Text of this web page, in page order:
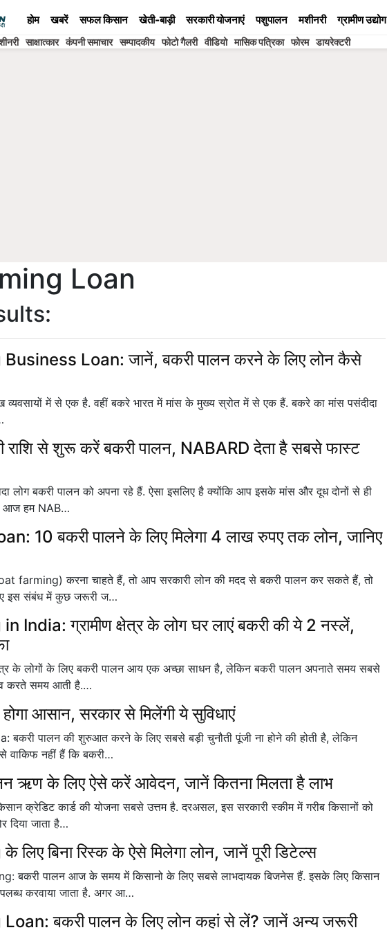
होम खबरें सफल किसान खेती-बाड़ी सरकारी योजनाएं पशुपालन मशीनरी ग्रामीण उद्योग
साक्षात्कार कंपनी समाचार सम्पादकीय फोटो गैलरी वीडियो मासिक पत्रिका फोरम डायरेक्टरी
Loan
Loan: जानें, बकरी पालन करने के लिए लोन कैसे
व्यवसायों में से एक है. वहीं बकरे भारत में मांस के मुख्य स्रोत में से एक हैं. बकरे का मांस पसंदीदा
से शुरू करें बकरी पालन, NABARD देता है सबसे फास्ट
लोग बकरी पालन को अपना रहे हैं. ऐसा इसलिए है क्योंकि आप इसके मांस और दूध दोनों से ही
आज हम NAB…
10 बकरी पालने के लिए मिलेगा 4 लाख रुपए तक लोन, जानिए
farming) करना चाहते हैं, तो आप सरकारी लोन की मदद से बकरी पालन कर सकते हैं, तो
इस संबंध में कुछ जरूरी ज…
India: ग्रामीण क्षेत्र के लोग घर लाएं बकरी की ये 2 नस्लें,
के लोगों के लिए बकरी पालन आय एक अच्छा साधन है, लेकिन बकरी पालन अपनाते समय सबसे
करते समय आती है.…
आसान, सरकार से मिलेंगी ये सुविधाएं
पालन की शुरुआत करने के लिए सबसे बड़ी चुनौती पूंजी ना होने की होती है, लेकिन
वाकिफ नहीं हैं कि बकरी…
ऋण के लिए ऐसे करें आवेदन, जानें कितना मिलता है लाभ
क्रेडिट कार्ड की योजना सबसे उत्तम है. दरअसल, इस सरकारी स्कीम में गरीब किसानों को
दिया जाता है…
बिना रिस्क के ऐसे मिलेगा लोन, जानें पूरी डिटेल्स
बकरी पालन आज के समय में किसानो के लिए सबसे लाभदायक बिजनेस हैं. इसके लिए किसान
करवाया जाता है. अगर आ…
बकरी पालन के लिए लोन कहां से लें? जानें अन्य जरूरी